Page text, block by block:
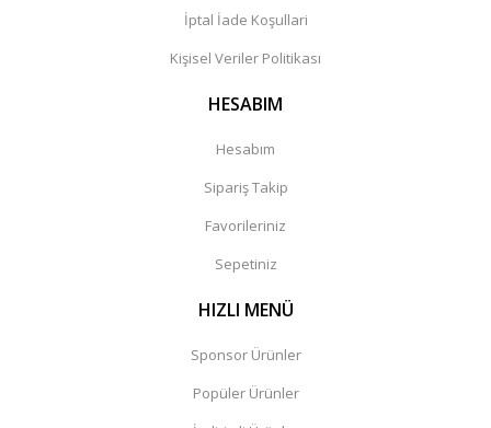
İptal İade Koşullari
Kişisel Veriler Politikası
HESABIM
Hesabım
Sipariş Takip
Favorileriniz
Sepetiniz
HIZLI MENÜ
Sponsor Ürünler
Popüler Ürünler